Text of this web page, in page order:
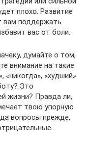
плохо. Развитие
вам поддержать
вас от боли.
думайте о том,
внимание на такие
«никогда», «худший».
Это
жизни? Правда ли,
твою упорную
вопросы прежде,